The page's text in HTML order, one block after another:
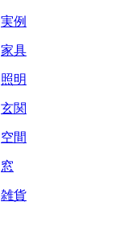
実例
家具
照明
玄関
空間
窓
雑貨